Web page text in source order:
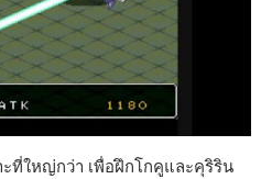
ที่ใหญ่กว่า เพื่อฝึกโกคูและคุริริน